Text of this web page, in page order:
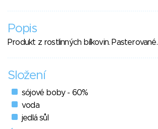
Popis
Produkt z rostlinných bílkovin. Pasterované.
Složení
sójové boby - 60%
voda
jedlá sůl